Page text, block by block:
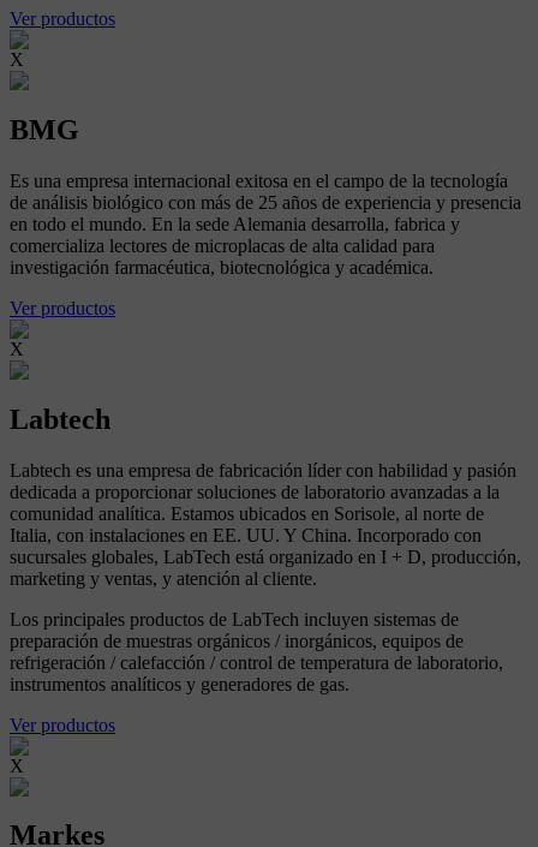
Ver productos
X
BMG
Es una empresa internacional exitosa en el campo de la tecnología
de análisis biológico con más de 25 años de experiencia y presencia
en todo el mundo. En la sede Alemania desarrolla, fabrica y
comercializa lectores de microplacas de alta calidad para
investigación farmacéutica, biotecnológica y académica.
Ver productos
X
Labtech
Labtech es una empresa de fabricación líder con habilidad y pasión
dedicada a proporcionar soluciones de laboratorio avanzadas a la
comunidad analítica. Estamos ubicados en Sorisole, al norte de
Italia, con instalaciones en EE. UU. Y China. Incorporado con
sucursales globales, LabTech está organizado en I + D, producción,
marketing y ventas, y atención al cliente.
Los principales productos de LabTech incluyen sistemas de
preparación de muestras orgánicos / inorgánicos, equipos de
refrigeración / calefacción / control de temperatura de laboratorio,
instrumentos analíticos y generadores de gas.
Ver productos
X
Markes